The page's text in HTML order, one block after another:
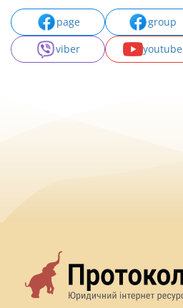
page group
viber
youtube